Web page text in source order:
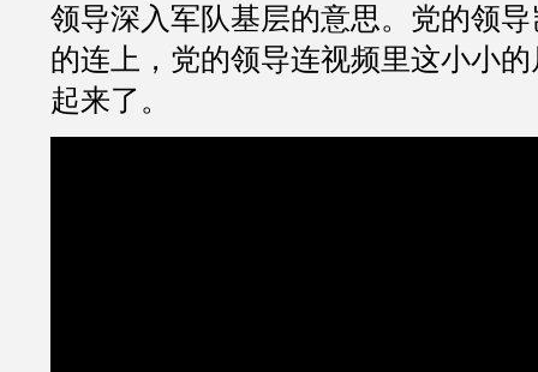
领导深入军队基层的意思。党的领
的连上，党的领导连视频里这小小
起来了。